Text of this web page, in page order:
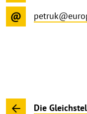
Die